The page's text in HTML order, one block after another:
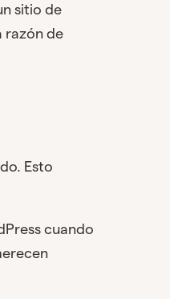
sitio de
razón de
Esto
cuando